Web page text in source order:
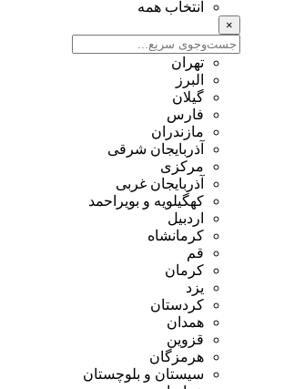
انتخاب همه
×
تهران
البرز
گیلان
فارس
مازندران
آذربایجان شرقی
مرکزی
آذربایجان غربی
کهگیلویه و بویراحمد
اردبیل
کرمانشاه
قم
کرمان
یزد
کردستان
همدان
قزوین
هرمزگان
سیستان و بلوچستان